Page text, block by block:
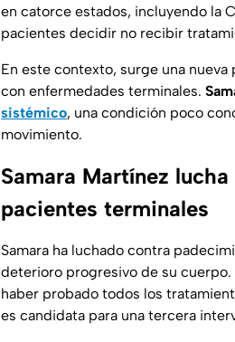
en catorce estados, incluyendo la
pacientes decidir no recibir
En este contexto, surge una nueva
con enfermedades terminales.
sistémico, una condición poco
movimiento.
Samara Martínez
pacientes terminales
Samara ha luchado contra
deterioro progresivo de su
haber probado todos los
es candidata para una tercera